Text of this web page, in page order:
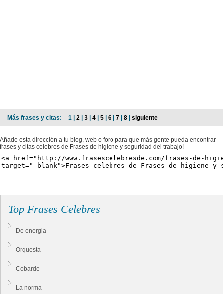
Más frases y citas: 1 | 2 | 3 | 4 | 5 | 6 | 7 | 8 | siguiente
Añade esta dirección a tu blog, web o foro para que más gente pueda encontrar
frases y citas celebres de Frases de higiene y seguridad del trabajo!
Top Frases Celebres
De energia
Orquesta
Cobarde
La norma